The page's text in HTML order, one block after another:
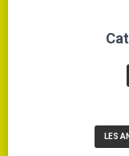
LES